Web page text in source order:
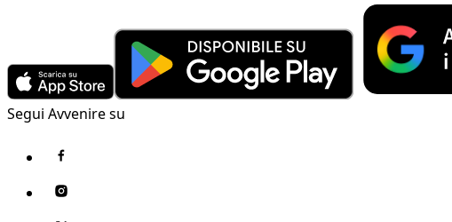
Segui Avvenire su